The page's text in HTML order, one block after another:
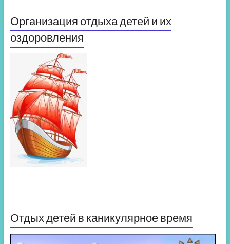
Организация отдыха детей и их
оздоровления
Отдых детей в каникулярное время